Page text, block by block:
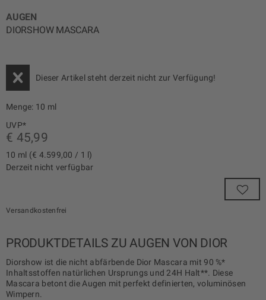
AUGEN
DIORSHOW MASCARA
Dieser Artikel steht derzeit nicht zur Verfügung!
Menge: 10 ml
UVP*
€ 45,99
Derzeit nicht verfügbar
10 ml (€ 4.599,00 / 1 l)
Versandkostenfrei
PRODUKTDETAILS ZU AUGEN VON DIOR
Diorshow ist die nicht abfärbende Dior Mascara mit 90 %*
Inhaltsstoffen natürlichen Ursprungs und 24H Halt**. Diese
Mascara betont die Augen mit perfekt definierten, voluminösen
Wimpern.